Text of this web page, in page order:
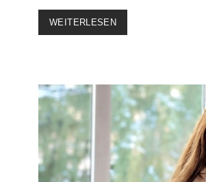
WEITERLESENBRITTA
WILDEMANN